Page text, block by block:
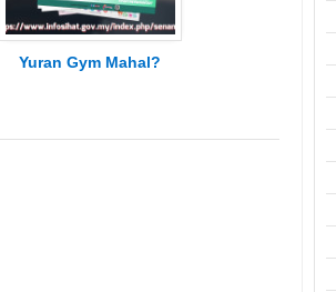
Yuran Gym Mahal?